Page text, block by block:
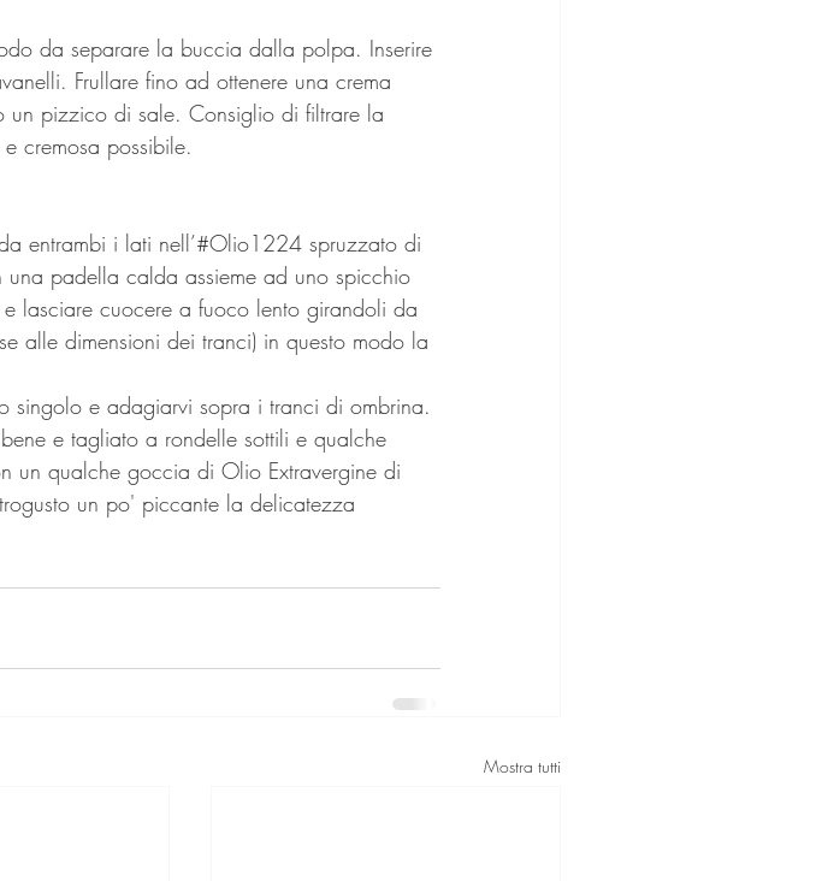
da separare la buccia dalla polpa. Inserire
Frullare fino ad ottenere una crema
pizzico di sale. Consiglio di filtrare la
cremosa possibile.
entrambi i lati nell’#Olio1224 spruzzato di
padella calda assieme ad uno spicchio
lasciare cuocere a fuoco lento girandoli da
alle dimensioni dei tranci) in questo modo la
singolo e adagiarvi sopra i tranci di ombrina.
e tagliato a rondelle sottili e qualche
un qualche goccia di Olio Extravergine di
un po' piccante la delicatezza
Mostra tutti